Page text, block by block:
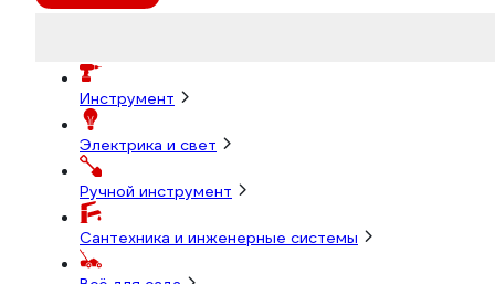
Инструмент
Электрика и свет
Ручной инструмент
Сантехника и инженерные системы